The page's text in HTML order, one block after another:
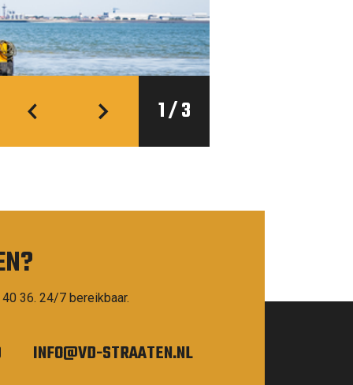
1/3
36. 24/7 bereikbaar.
INFO@VD-STRAATEN.NL